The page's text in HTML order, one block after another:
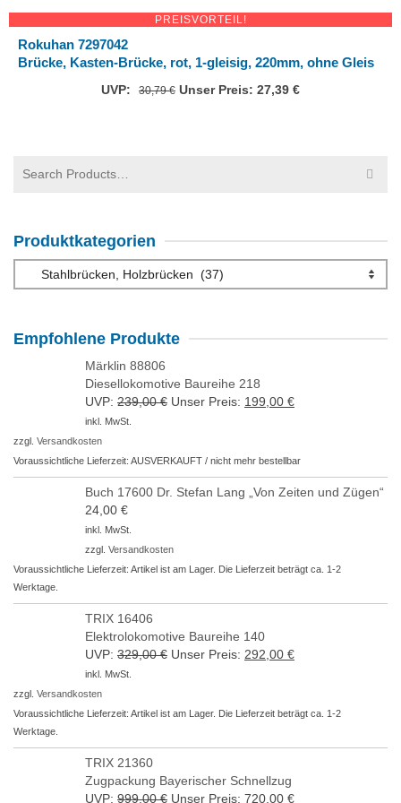
PREISVORTEIL!
Rokuhan 7297042
Brücke, Kasten-Brücke, rot, 1-gleisig, 220mm, ohne Gleis
UVP: 30,79€ Ursprünglicher
Unser Preis: 27,39 €
nach:
Produktkategorien
Empfohlene Produkte
Märklin 88806
Diesellokomotive Baureihe 218
UVP: 239,00€ Ursprünglicher
239,00 €
Unser Preis: 199,00 €
inkl. MwSt.
zzgl. Versandkosten
Voraussichtliche Lieferzeit: AUSVERKAUFT / nicht mehr bestellbar
Buch 17600 Dr. Stefan Lang „Von Zeiten und Zügen“
24,00 €
inkl. MwSt.
zzgl. Versandkosten
Voraussichtliche Lieferzeit: Artikel ist am Lager. Die Lieferzeit beträgt ca. 1-2
Werktage.
TRIX 16406
Elektrolokomotive Baureihe 140
UVP: 329,00€ Ursprünglicher
329,00 €
Unser Preis: 292,00 €
292,00 €.
inkl. MwSt.
zzgl. Versandkosten
Voraussichtliche Lieferzeit: Artikel ist am Lager. Die Lieferzeit beträgt ca. 1-2
Werktage.
TRIX 21360
Zugpackung Bayerischer Schnellzug
UVP: 999,00€ Ursprünglicher
Unser Preis: 720,00 €